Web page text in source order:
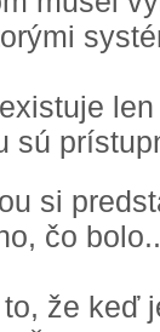
sú
si
čo
že keď